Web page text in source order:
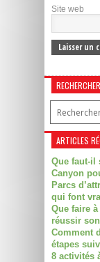
Site web
RECHERCHER
ARTICLES
Que faut-il
Canyon
Parcs
qui font
Que faire
réussir
Comment
étapes
8 activités